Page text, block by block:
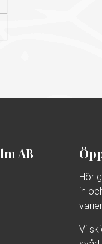
AB
Hör
in
Vi